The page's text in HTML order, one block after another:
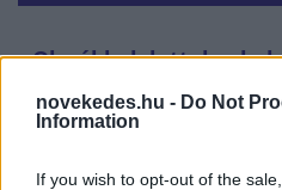
novekedes.hu - Do Not
Information
If you wish to opt-out of the
Olcsóbbak lettek a
Borsodban
drágulás